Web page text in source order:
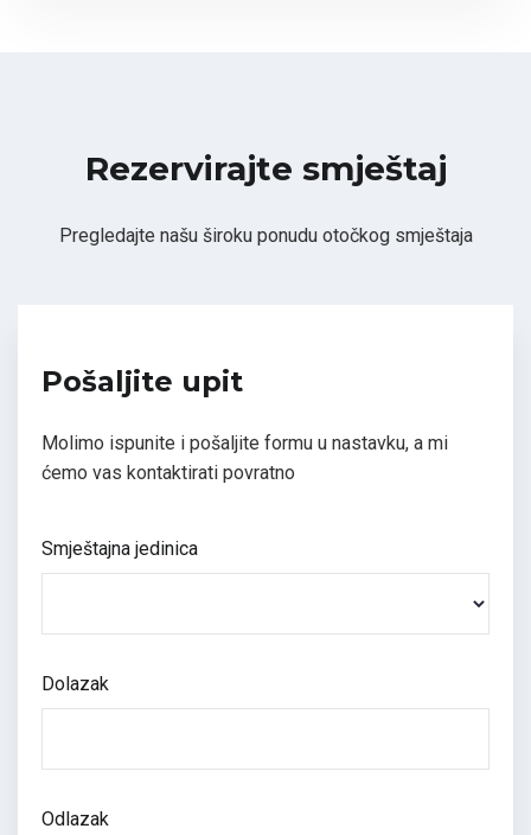
Rezervirajte smještaj
Pregledajte našu široku ponudu otočkog smještaja
Pošaljite upit
Molimo ispunite i pošaljite formu u nastavku, a mi
ćemo vas kontaktirati povratno
Smještajna jedinica
Dolazak
Odlazak